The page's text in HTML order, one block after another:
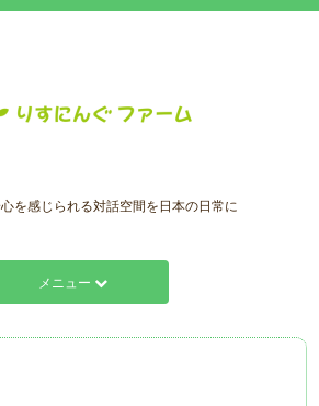
を感じられる対話空間を日本の日常に
メニュー